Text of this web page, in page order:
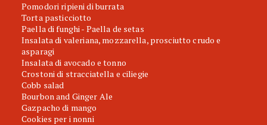
Pomodori ripieni di burrata
Torta pasticciotto
Paella di funghi - Paella de setas
Insalata di valeriana, mozzarella, prosciutto crudo e
asparagi
Insalata di avocado e tonno
Crostoni di stracciatella e ciliegie
Cobb salad
Bourbon and Ginger Ale
Gazpacho di mango
Cookies per i nonni